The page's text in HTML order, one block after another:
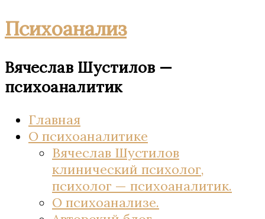
Психоанализ
Вячеслав Шустилов —
психоаналитик
Главная
О психоаналитике
Вячеслав Шустилов
клинический психолог,
психолог — психоаналитик.
О психоанализе.